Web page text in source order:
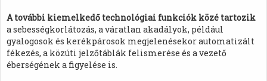
A további kiemelkedő technológiai funkciók közé tartozik
a sebességkorlátozás, a váratlan akadályok, például
gyalogosok és kerékpárosok megjelenésekor automatizált
fékezés, a közúti jelzőtáblák felismerése és a vezető
éberségének a figyelése is.